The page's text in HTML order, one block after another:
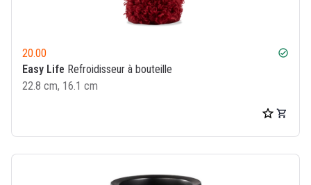
20.00 check_circle
Easy Life Refroidisseur à bouteille
22.8 cm, 16.1 cm